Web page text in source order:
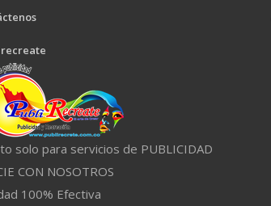
solo para servicios de PUBLICIDAD
CON NOSOTROS
100% Efectiva